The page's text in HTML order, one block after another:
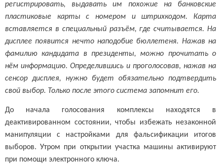
регистрировать, выдавать им похожие на банковские
пластиковые карты с номером и штрихкодом. Карта
вставляется в специальный разъём, где считывается. На
дисплее появится нечто наподобие бюллетеня. Нажав на
фамилию кандидата в президенты, можно прочитать о
нём информацию. Определившись и проголосовав, нажав на
сенсор дисплея, нужно будет обязательно подтвердить
свой выбор. Только после этого система запомнит его.
До начала голосования комплексы находятся в
деактивированном состоянии, чтобы избежать незаконной
манипуляции с настройками для фальсификации итогов
выборов. Утром при открытии участка машины активируют
при помощи электронного ключа.